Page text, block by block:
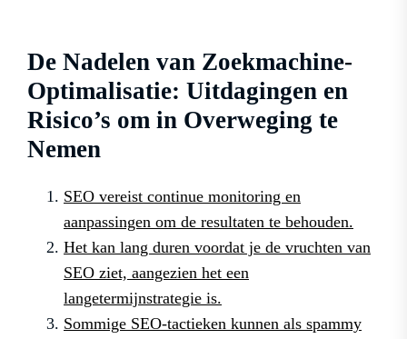
De Nadelen van Zoekmachine-
Optimalisatie: Uitdagingen en
Risico’s om in Overweging te
Nemen
SEO vereist continue monitoring en
aanpassingen om de resultaten te behouden.
Het kan lang duren voordat je de vruchten van
SEO ziet, aangezien het een
langetermijnstrategie is.
Sommige SEO-tactieken kunnen als spammy